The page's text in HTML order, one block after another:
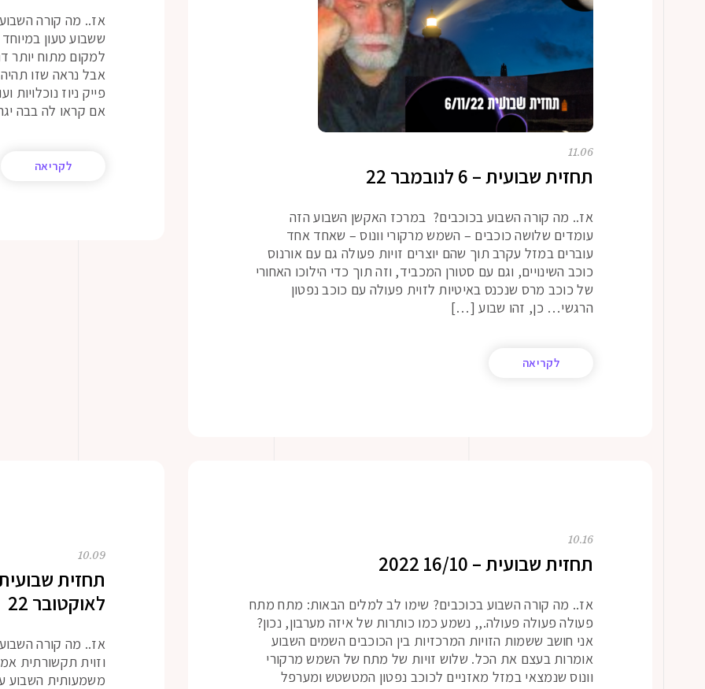
11.06
תחזית שבועית – 6 לנובמבר 22
אז.. מה קורה השבוע בכוכבים? במרכז האקשן השבוע הזה
עומדים שלושה כוכבים – השמש מרקורי וונוס – שאחד אחד
עוברים במזל עקרב תוך שהם יוצרים זויות פעולה גם עם אורנוס
כוכב השינויים, וגם עם סטורן המכביד, וזה תוך כדי הילוכו האחורי
של כוכב מרס שנכנס באיטיות לזוית פעולה עם כוכב נפטון
הרגשי… כן, זהו שבוע […]
לקריאה
אז.. מה קורה
ששבוע טעון
למקום מתוח יותר
אבל נראה שזו
פייק ניוז
אם קראו לה בבה
לקריאה
10.16
תחזית שבועית – 16/10 2022
אז.. מה קורה השבוע בכוכבים? שימו לב למלים הבאות: מתח מתח
פעולה פעולה פעולה.,, נשמע כמו כותרות של איזה מערבון, נכון?
אני חושב ששמות הזויות המרכזיות בין הכוכבים השמים השבוע
אומרות בעצם את הכל. שלוש זויות של מתח של השמש מרקורי
וונוס שנמצאי במזל מאזניים לכוכב נפטון המטשטש ומערפל
10.09
לאוקטובר 22
אז.. מה קורה
וזוית תקשורתית
משמעותית השבוע